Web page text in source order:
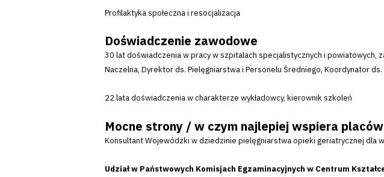
Profilaktyka społeczna i resocjalizacja
Doświadczenie zawodowe
30 lat doświadczenia w pracy w szpitalach specjalistycznych i powiatowych,
Naczelna, Dyrektor ds. Pielęgniarstwa i Personelu Średniego, Koordynator
22 lata doświadczenia w charakterze wykładowcy, kierownik szkoleń
Mocne strony / w czym najlepiej wspiera
Konsultant Wojewódzki w dziedzinie pielęgniarstwa opieki geriatrycznej dla
Udział w Państwowych Komisjach Egzaminacyjnych w Centrum